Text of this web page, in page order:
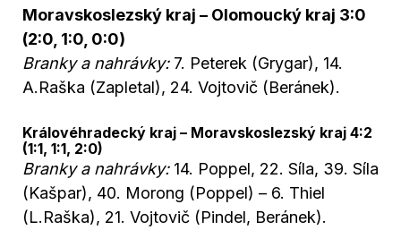
Moravskoslezský kraj – Olomoucký kraj 3:0
(2:0, 1:0, 0:0)
Branky a nahrávky:7. Peterek (Grygar), 14.
A.Raška (Zapletal), 24. Vojtovič (Beránek).
Královéhradecký kraj – Moravskoslezský kraj 4:2
(1:1, 1:1, 2:0)
Branky a nahrávky:14. Poppel, 22. Síla, 39. Síla
(Kašpar), 40. Morong (Poppel) – 6. Thiel
(L.Raška), 21. Vojtovič (Pindel, Beránek).